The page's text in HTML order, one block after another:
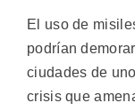
El uso de
podrían
ciudades de
crisis que